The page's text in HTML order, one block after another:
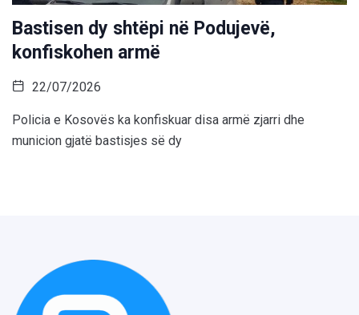
Bastisen dy shtëpi në Podujevë,
konfiskohen armë
22/07/2026
Policia e Kosovës ka konfiskuar disa armë zjarri dhe
municion gjatë bastisjes së dy